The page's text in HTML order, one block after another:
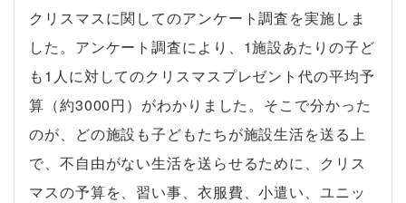
クリスマスに関してのアンケート調査を実施しま
した。アンケート調査により、1施設あたりの子ど
も1人に対してのクリスマスプレゼント代の平均予
算（約3000円）がわかりました。そこで分かった
のが、どの施設も子どもたちが施設生活を送る上
で、不自由がない生活を送らせるために、クリス
マスの予算を、習い事、衣服費、小遣い、ユニッ